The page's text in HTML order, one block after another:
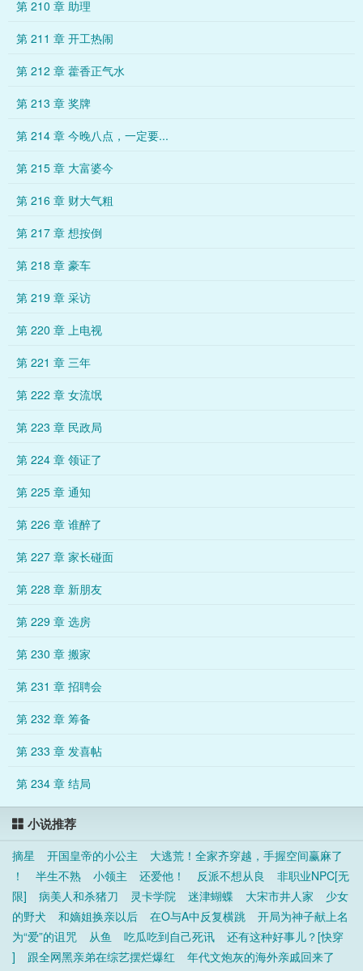
第 210 章 助理
第 211 章 开工热闹
第 212 章 藿香正气水
第 213 章 奖牌
第 214 章 今晚八点，一定要...
第 215 章 大富婆今
第 216 章 财大气粗
第 217 章 想按倒
第 218 章 豪车
第 219 章 采访
第 220 章 上电视
第 221 章 三年
第 222 章 女流氓
第 223 章 民政局
第 224 章 领证了
第 225 章 通知
第 226 章 谁醉了
第 227 章 家长碰面
第 228 章 新朋友
第 229 章 选房
第 230 章 搬家
第 231 章 招聘会
第 232 章 筹备
第 233 章 发喜帖
第 234 章 结局
小说推荐
摘星 开国皇帝的小公主
大逃荒！全家齐穿越，手握空间赢麻了
！
半生不熟 小领主 还爱他！ 反派不想从良
非职业NPC[无
限]
病美人和杀猪刀 灵卡学院 迷津蝴蝶 大宋市井人家
少女
的野犬
和嫡姐换亲以后 在O与A中反复横跳
开局为神子献上名
为“爱”的诅咒
从鱼 吃瓜吃到自己死讯
还有这种好事儿？[快穿
]
跟全网黑亲弟在综艺摆烂爆红
年代文炮灰的海外亲戚回来了